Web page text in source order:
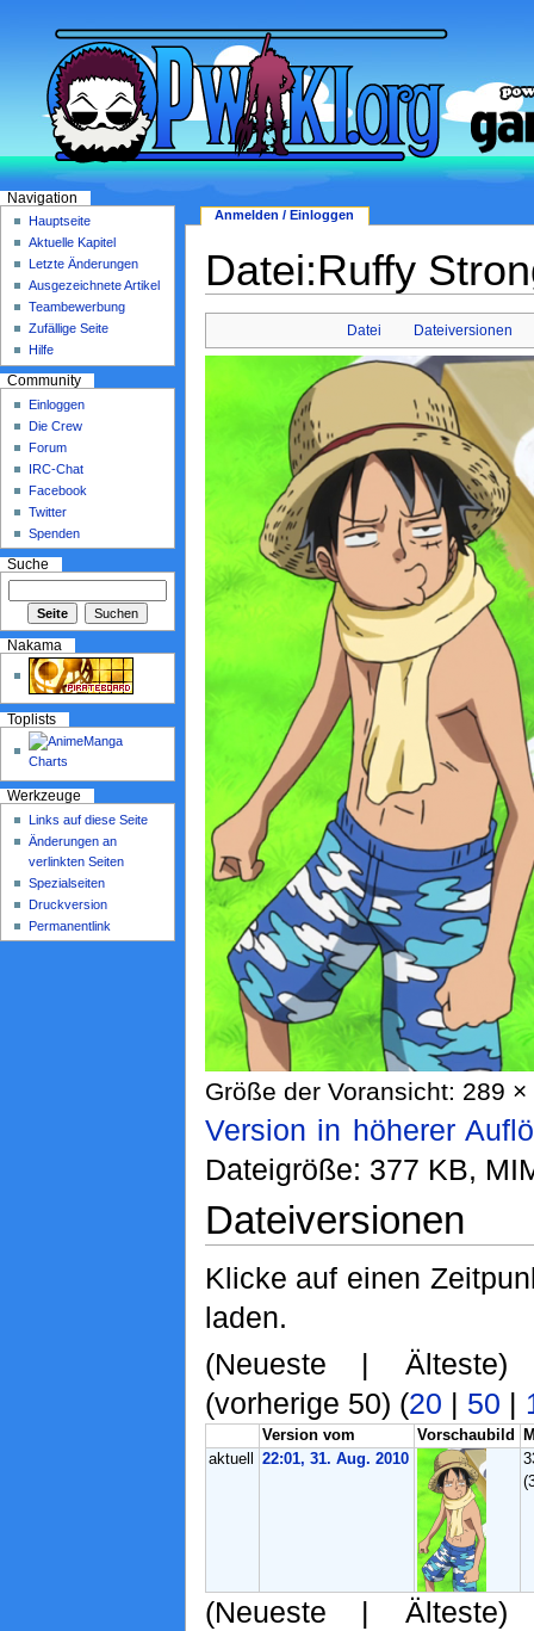
Datei:Ruffy
Datei Dateiversionen
Größe der Voransicht: 289
Version in höherer
Dateigröße: 377 KB,
Dateiversionen
Klicke auf einen
laden.
(Neueste | Älteste)
(vorherige 50) (20 | 50 |
Version vom Vorschaubild
aktuell
22:01, 31. Aug. 2010
(Neueste | Älteste)
Anmelden / Einloggen
Navigation
Hauptseite
Aktuelle Kapitel
Letzte Änderungen
Ausgezeichnete Artikel
Teambewerbung
Zufällige Seite
Hilfe
Community
Einloggen
Die Crew
Forum
IRC-Chat
Facebook
Twitter
Spenden
Suche
Nakama
Toplists
Werkzeuge
Links auf diese Seite
Änderungen an
verlinkten Seiten
Spezialseiten
Druckversion
Permanentlink